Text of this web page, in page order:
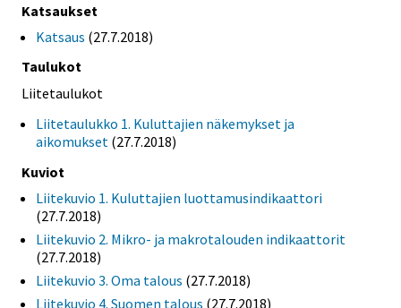
Katsaukset
Katsaus (27.7.2018)
Taulukot
Liitetaulukot
Liitetaulukko 1. Kuluttajien näkemykset ja
aikomukset (27.7.2018)
Kuviot
Liitekuvio 1. Kuluttajien luottamusindikaattori
(27.7.2018)
Liitekuvio 2. Mikro- ja makrotalouden indikaattorit
(27.7.2018)
Liitekuvio 3. Oma talous (27.7.2018)
Liitekuvio 4. Suomen talous (27.7.2018)